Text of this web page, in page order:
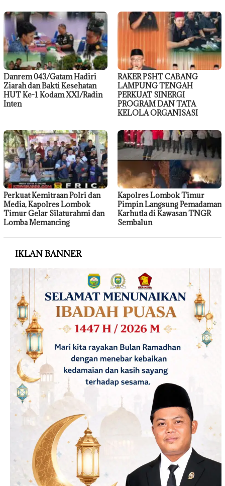
Danrem 043/Gatam Hadiri
Ziarah dan Bakti Kesehatan
HUT Ke-1 Kodam XXI/Radin
Inten
RAKER PSHT CABANG
LAMPUNG TENGAH
PERKUAT SINERGI
PROGRAM DAN TATA
KELOLA ORGANISASI
Perkuat Kemitraan Polri dan
Media, Kapolres Lombok
Timur Gelar Silaturahmi dan
Lomba Memancing
Kapolres Lombok Timur
Pimpin Langsung Pemadaman
Karhutla di Kawasan TNGR
Sembalun
IKLAN BANNER